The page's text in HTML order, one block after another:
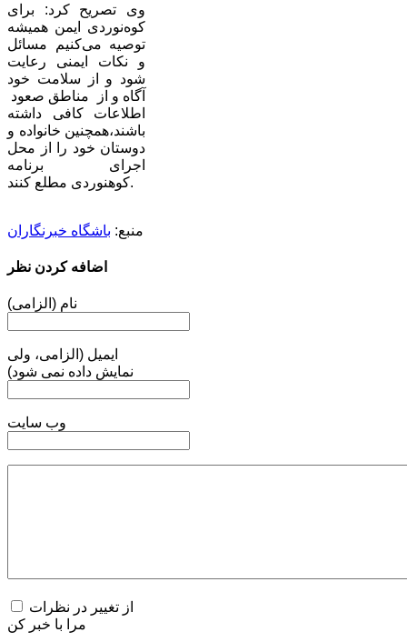
وی تصریح کرد: برای
کوه‌نوردی ایمن همیشه
توصیه می‌کنیم مسائل
و نکات ایمنی رعایت
شود و از سلامت خود
آگاه و از مناطق صعود
اطلاعات کافی داشته
باشند،همچنین خانواده و
دوستان خود را از محل
اجرای برنامه
کوهنوردی مطلع کنند.
منبع: باشگاه خبرنگاران
اضافه کردن نظر
نام (الزامی)
ایمیل (الزامی، ولی
نمایش داده نمی شود)
وب سایت
از تغییر در نظرات
مرا با خبر کن